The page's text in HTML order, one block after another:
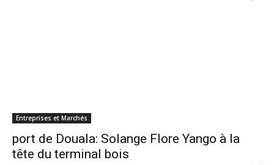
Entreprises et Marchés
port de Douala: Solange Flore Yango à la
tête du terminal bois